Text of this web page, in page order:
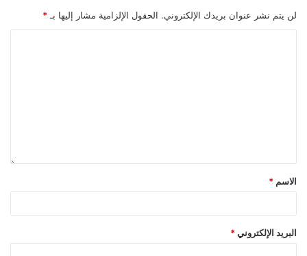
لن يتم نشر عنوان بريدك الإلكتروني. الحقول الإلزامية مشار إليها بـ *
الاسم *
البريد الإلكتروني *